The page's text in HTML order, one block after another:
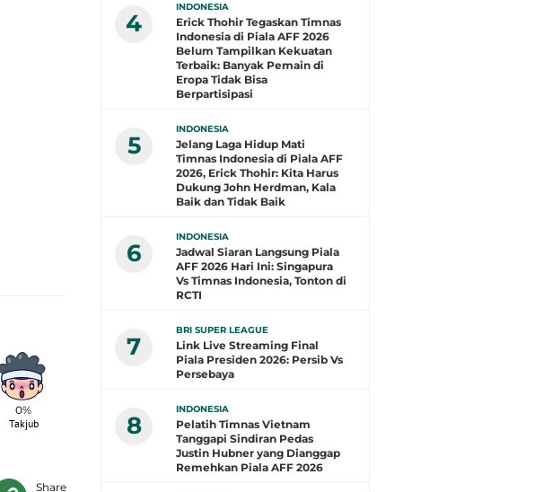
0%
Takjub
4
INDONESIA
Erick Thohir Tegaskan Timnas
Indonesia di Piala AFF 2026
Belum Tampilkan Kekuatan
Terbaik: Banyak Pemain di
Eropa Tidak Bisa
Berpartisipasi
5
INDONESIA
Jelang Laga Hidup Mati
Timnas Indonesia di Piala AFF
2026, Erick Thohir: Kita Harus
Dukung John Herdman, Kala
Baik dan Tidak Baik
6
INDONESIA
Jadwal Siaran Langsung Piala
AFF 2026 Hari Ini: Singapura
Vs Timnas Indonesia, Tonton di
RCTI
7
BRI SUPER LEAGUE
Link Live Streaming Final
Piala Presiden 2026: Persib Vs
Persebaya
8
INDONESIA
Pelatih Timnas Vietnam
Tanggapi Sindiran Pedas
Justin Hubner yang Dianggap
Remehkan Piala AFF 2026